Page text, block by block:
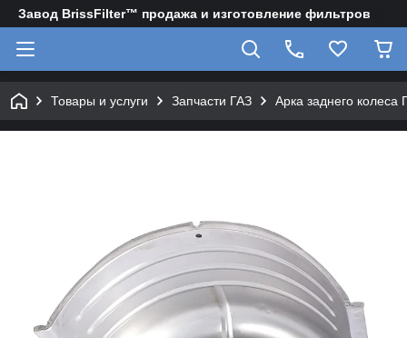
Завод BrissFilter™ продажа и изготовление фильтров
Товары и услуги Запчасти ГАЗ Арка заднего